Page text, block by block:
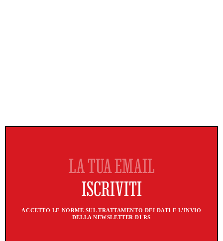
ACCETTO LE NORME SUL TRATTAMENTO DEI DATI E L'INVIO
DELLA NEWSLETTER DI RS